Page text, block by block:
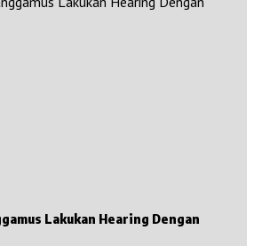
Lakukan Hearing Dengan